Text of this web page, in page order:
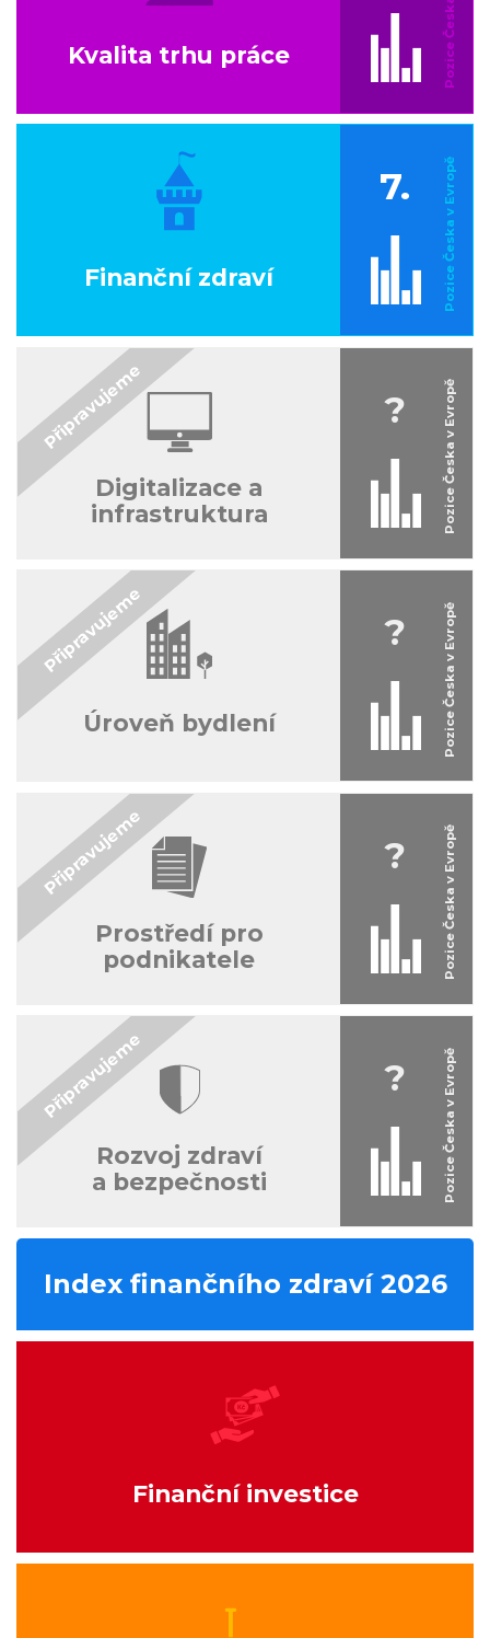
Kvalita trhu práce
Finanční zdraví
7.
Digitalizace a
infrastruktura
?
Úroveň bydlení
?
Prostředí pro
podnikatele
?
Rozvoj zdraví
a bezpečnosti
?
Index finančního zdraví 2026
Finanční investice